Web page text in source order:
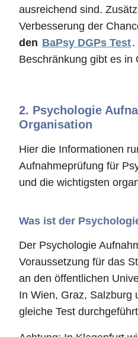
ausreichend sind.
Verbesserung der
den BaPsy DGPs Test.
Beschränkung gibt es in
2. Psychologie
Organisation
Hier die Informationen
Aufnahmeprüfung für
und die wichtigsten
Was ist der
Der Psychologie
Voraussetzung für das
an den öffentlichen
In Wien, Graz, Salzburg
gleiche Test